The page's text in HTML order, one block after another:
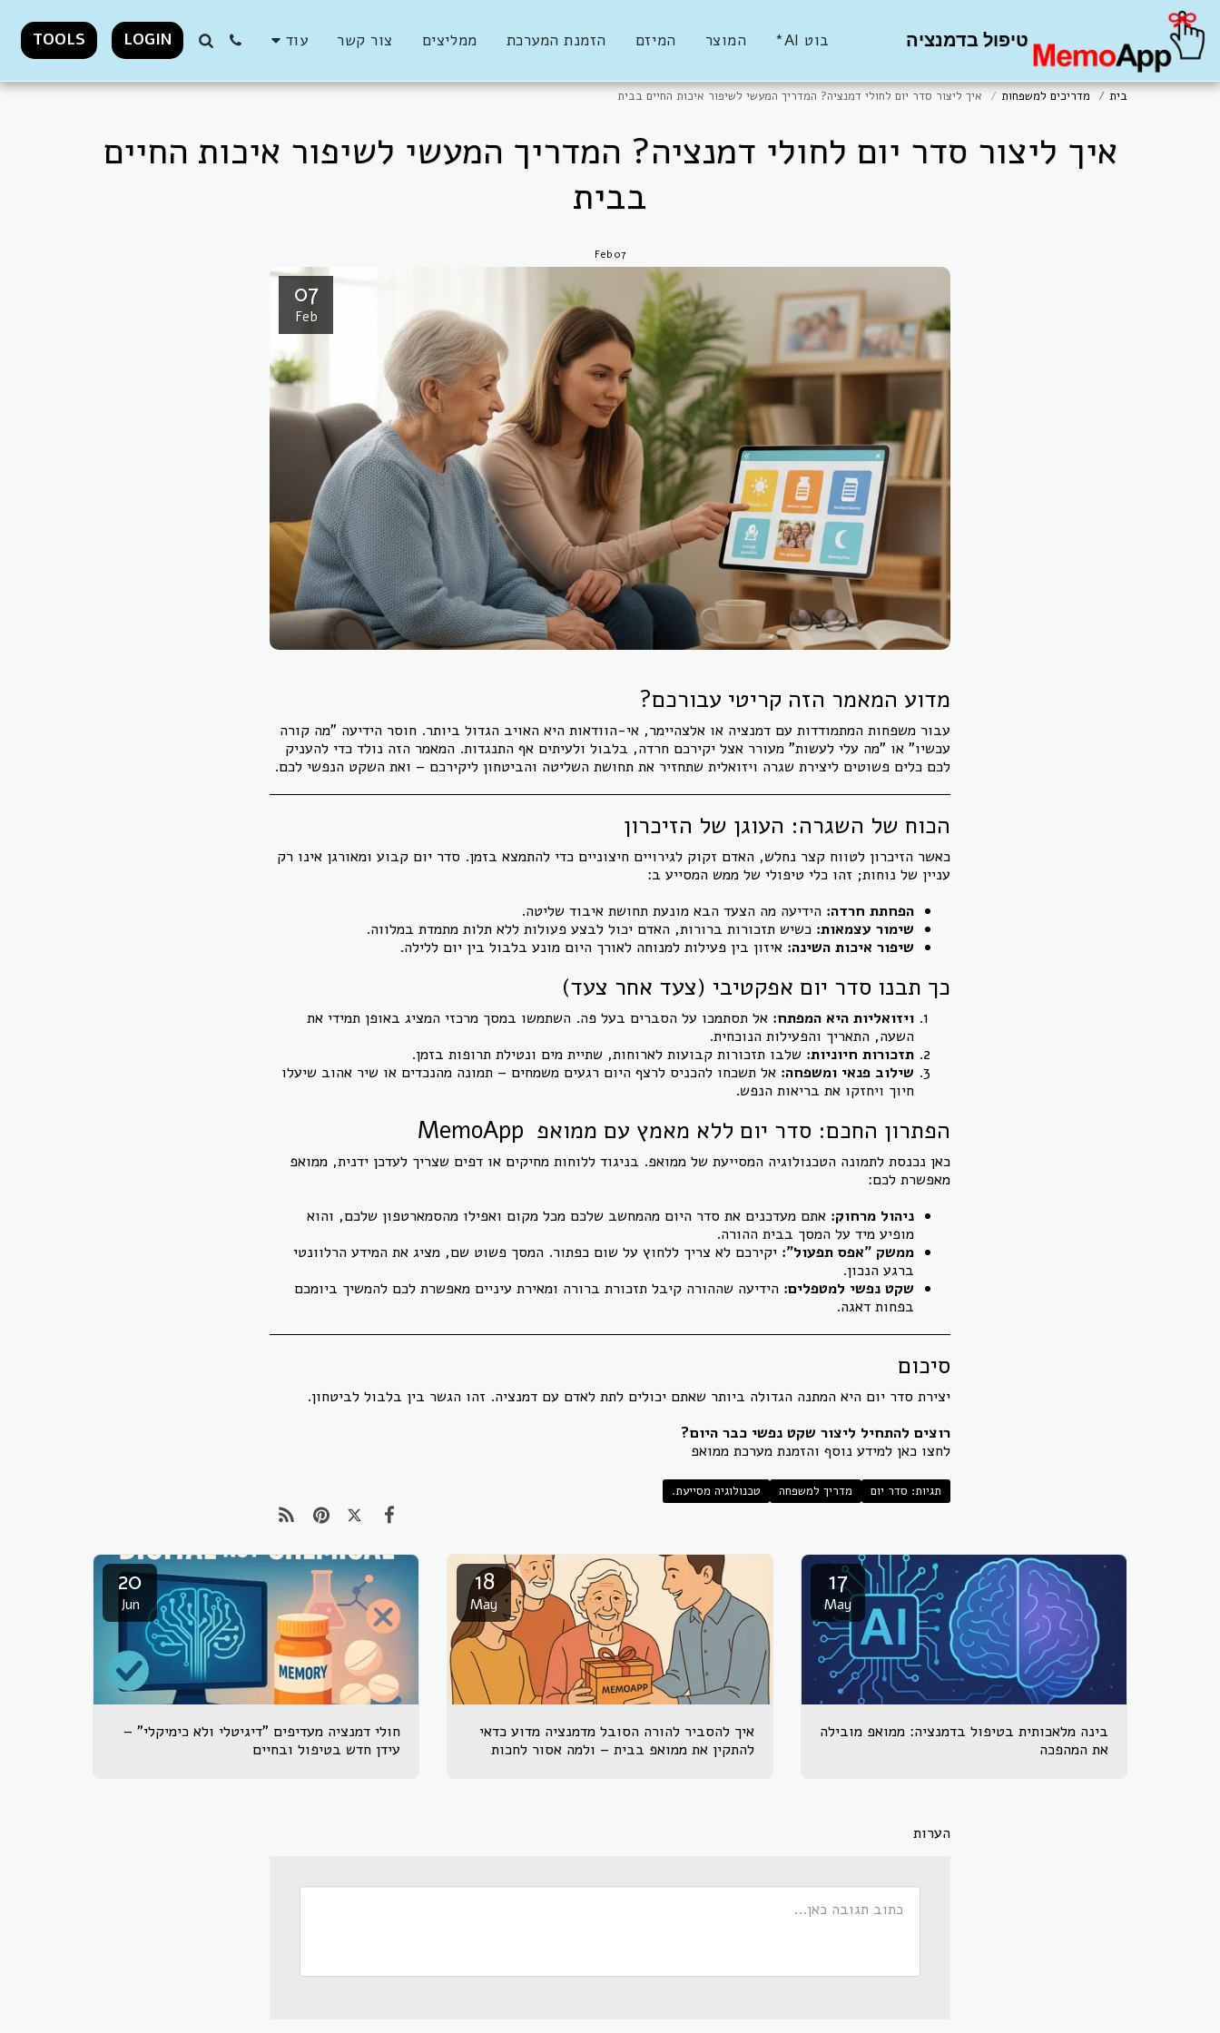
טיפול בדמנציה בוט AI* המוצר המיזם הזמנת המערכת ממליצים צור קשר עוד LOGIN
TOOLS
בית מדריכים למשפחות איך ליצור סדר יום לחולי דמנציה? המדריך המעשי לשיפור איכות החיים בבית
איך ליצור סדר יום לחולי דמנציה? המדריך המעשי לשיפור איכות החיים
בבית
07
Feb
07
Feb
מדוע המאמר הזה קריטי עבורכם?
עבור משפחות המתמודדות עם דמנציה או אלצהיימר, אי-הוודאות היא האויב הגדול ביותר. חוסר הידיעה "מה קורה
עכשיו" או "מה עלי לעשות" מעורר אצל יקירכם חרדה, בלבול ולעיתים אף התנגדות. המאמר הזה נולד כדי להעניק
לכם כלים פשוטים ליצירת שגרה ויזואלית שתחזיר את תחושת השליטה והביטחון ליקירכם – ואת השקט הנפשי לכם.
הכוח של השגרה: העוגן של הזיכרון
כאשר הזיכרון לטווח קצר נחלש, האדם זקוק לגירויים חיצוניים כדי להתמצא בזמן. סדר יום קבוע ומאורגן אינו רק
עניין של נוחות; זהו כלי טיפולי של ממש המסייע ב:
הפחתת חרדה: הידיעה מה הצעד הבא מונעת תחושת איבוד שליטה.
שימור עצמאות: כשיש תזכורות ברורות, האדם יכול לבצע פעולות ללא תלות מתמדת במלווה.
שיפור איכות השינה: איזון בין פעילות למנוחה לאורך היום מונע בלבול בין יום ללילה.
כך תבנו סדר יום אפקטיבי (צעד אחר צעד)
ויזואליות היא המפתח: אל תסתמכו על הסברים בעל פה. השתמשו במסך מרכזי המציג באופן תמידי את
השעה, התאריך והפעילות הנוכחית.
תזכורות חיוניות: שלבו תזכורות קבועות לארוחות, שתיית מים ונטילת תרופות בזמן.
שילוב פנאי ומשפחה: אל תשכחו להכניס לרצף היום רגעים משמחים – תמונה מהנכדים או שיר אהוב שיעלו
חיוך ויחזקו את בריאות הנפש.
הפתרון החכם: סדר יום ללא מאמץ עם ממואפ MemoApp
כאן נכנסת לתמונה הטכנולוגיה המסייעת של ממואפ. בניגוד ללוחות מחיקים או דפים שצריך לעדכן ידנית, ממואפ
מאפשרת לכם:
ניהול מרחוק: אתם מעדכנים את סדר היום מהמחשב שלכם מכל מקום ואפילו מהסמארטפון שלכם, והוא
מופיע מיד על המסך בבית ההורה.
ממשק "אפס תפעול": יקירכם לא צריך ללחוץ על שום כפתור. המסך פשוט שם, מציג את המידע הרלוונטי
ברגע הנכון.
שקט נפשי למטפלים: הידיעה שההורה קיבל תזכורת ברורה ומאירת עיניים מאפשרת לכם להמשיך ביומכם
בפחות דאגה.
סיכום
יצירת סדר יום היא המתנה הגדולה ביותר שאתם יכולים לתת לאדם עם דמנציה. זהו הגשר בין בלבול לביטחון.
רוצים להתחיל ליצור שקט נפשי כבר היום?
לחצו כאן למידע נוסף והזמנת מערכת ממואפ
תגיות: סדר יום מדריך למשפחה טכנולוגיה מסייעת.
17
May
בינה מלאכותית בטיפול בדמנציה: ממואפ מובילה
את המהפכה
18
May
איך להסביר להורה הסובל מדמנציה מדוע כדאי
להתקין את ממואפ בבית – ולמה אסור לחכות
20
Jun
חולי דמנציה מעדיפים "דיגיטלי ולא כימיקלי" –
עידן חדש בטיפול ובחיים
הערות